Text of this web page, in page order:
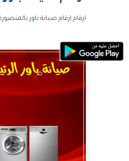
ارقام ارقام صيانة باور